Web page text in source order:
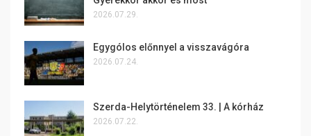
2026.07.29.
Egygólos előnnyel a visszavágóra
2026.07.24.
Szerda-Helytörténelem 33. | A kórház
2026.07.22.